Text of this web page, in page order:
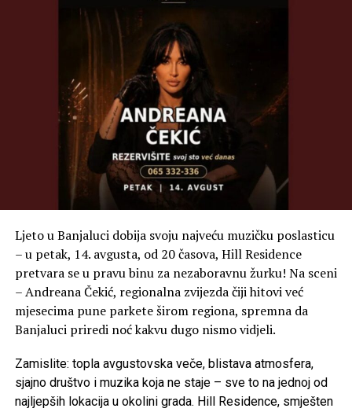
Dodala je da će sve potrebne informacije i dokumentacija
biti sutra objavljeni na zvaničnoj internet stranici Grada.
-Posebno sam ponosna na činjenicu da će svi roditelji
prvačića koji rade u Gradskoj upravi 1. septembra imati
plaćen slobodan dan kako bi na taj svečani dan, kada se
otvara novo poglavlje i u životu njihovog djeteta, ali i
samih roditelja, bili uz svoje dijete. Pozivamo i sve druge
poslodavce da nam se u ovoj mjeri pridruže – navela je
Ljeto u Banjaluci dobija svoju najveću muzičku poslasticu
– u petak, 14. avgusta, od 20 časova, Hill Residence
pretvara se u pravu binu za nezaboravnu žurku! Na sceni
– Andreana Čekić, regionalna zvijezda čiji hitovi već
mjesecima pune parkete širom regiona, spremna da
Banjaluci priredi noć kakvu dugo nismo vidjeli.
Zamislite: topla avgustovska veče, blistava atmosfera,
sjajno društvo i muzika koja ne staje – sve to na jednoj od
najljepših lokacija u okolini grada. Hill Residence, smješten